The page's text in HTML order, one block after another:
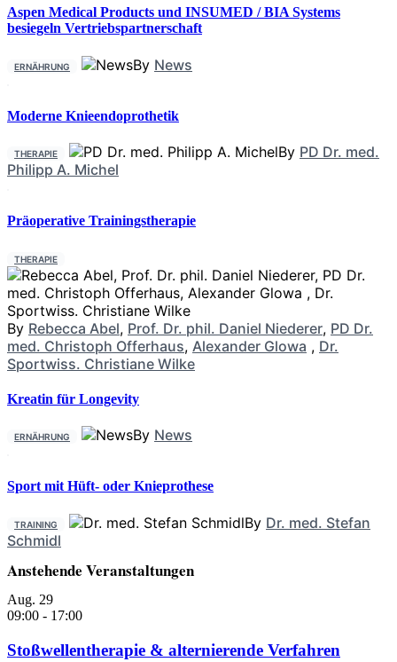
Aspen Medical Products und INSUMED / BIA Systems
besiegeln Vertriebspartnerschaft
ERNÄHRUNG By News
Moderne Knieendoprothetik
THERAPIE By PD Dr. med.
Philipp A. Michel
Präoperative Trainingstherapie
THERAPIE
By Rebecca Abel, Prof. Dr. phil. Daniel Niederer, PD Dr.
med. Christoph Offerhaus, Alexander Glowa , Dr.
Sportwiss. Christiane Wilke
Kreatin für Longevity
ERNÄHRUNG By News
Sport mit Hüft- oder Knieprothese
TRAINING By Dr. med. Stefan
Schmidl
Anstehende Veranstaltungen
Aug. 29
09:00 - 17:00
Stoßwellentherapie & alternierende Verfahren